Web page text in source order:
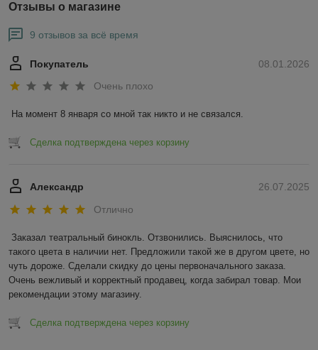
Отзывы о магазине
9 отзывов за всё время
08.01.2026
Покупатель
Очень плохо
На момент 8 января со мной так никто и не связался.
Сделка подтверждена через корзину
26.07.2025
Александр
Отлично
Заказал театральный бинокль. Отзвонились. Выяснилось, что
такого цвета в наличии нет. Предложили такой же в другом цвете, но
чуть дороже. Сделали скидку до цены первоначального заказа.
Очень вежливый и корректный продавец, когда забирал товар. Мои
рекомендации этому магазину.
Сделка подтверждена через корзину